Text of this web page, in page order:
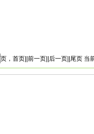
页，首页||前一页||后一页||尾页 当